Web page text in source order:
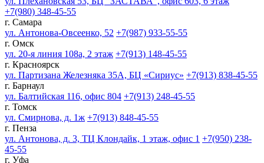
+7(980) 348-45-55
г. Самара
ул. Антонова-Овсеенко, 52 +7(987) 933-55-55
г. Омск
ул. 20-я линия 108а, 2 этаж +7(913) 148-45-55
г. Красноярск
ул. Партизана Железняка 35А, БЦ «Сириус» +7(913) 838-45-55
г. Барнаул
ул. Балтийская 116, офис 804 +7(913) 248-45-55
г. Томск
ул. Смирнова, д. 1ж +7(913) 848-45-55
г. Пенза
ул. Антонова, д. 3, ТЦ Клондайк, 1 этаж, офис 1 +7(950) 238-
45-55
г. Уфа